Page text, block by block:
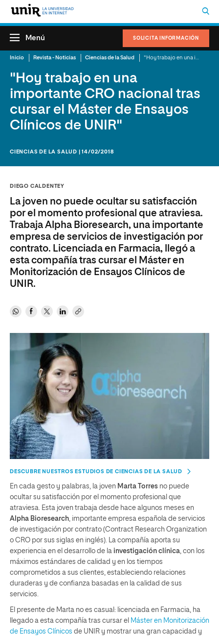
SOLICITA INFORMACIÓN
Menú
Inicio Revista - Noticias Ciencias de la Salud
"Hoy trabajo en una
importante CRO nacional tras
cursar el Máster de Ensayos
Clínicos de UNIR"
CIENCIAS DE LA SALUD | 14/02/2018
DIEGO CALDENTEY
La joven no puede ocultar su satisfacción
por el momento profesional que atraviesa.
Trabaja Alpha Bioresearch, una importante
empresa de servicios de investigación por
contrato. Licenciada en Farmacia, llegó a
esta compañía tras cursar el Máster en
Monitorización de Ensayos Clínicos de
UNIR.
DESCUBRE NUESTROS ESTUDIOS DE CIENCIAS DE LA SALUD
En cada gesto y palabras, la joven Marta Torres no puede
ocultar su satisfacción por el momento profesional que
atraviesa. Esta joven trabaja desde hace algunos meses en
Alpha Bioresearch , importante empresa española de servicios
de investigación por contrato (Contract Research Organization
o CRO por sus siglas en inglés). La compañía aporta su
experiencia en el desarrollo de la investigación clínica , con los
máximos estándares de calidad y en los tiempos
comprometidos a sus clientes, estableciendo relaciones
duraderas y de confianza basadas en la calidad de sus
servicios.
El presente de Marta no es casual: licenciada en Farmacia, ha
llegado a esta compañía tras cursar el Máster en Monitorización
de Ensayos Clínicos de UNIR y mostrar una gran capacidad y